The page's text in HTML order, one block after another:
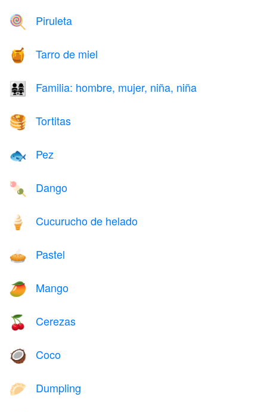
🍭 Piruleta
🍯 Tarro de miel
👨‍👩‍👧‍👧 Familia: hombre, mujer, niña, niña
🥞 Tortitas
🐟 Pez
🍡 Dango
🍦 Cucurucho de helado
🥧 Pastel
🥭 Mango
🍒 Cerezas
🥥 Coco
🥟 Dumpling